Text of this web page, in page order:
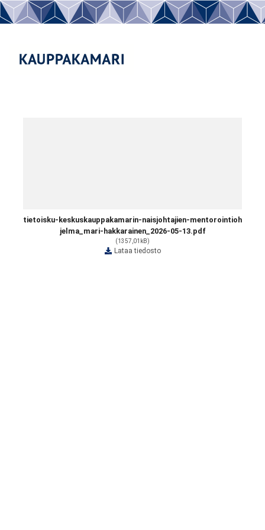
tietoisku-keskuskauppakamarin-naisjohtajien-mentorointioh
jelma_mari-hakkarainen_2026-05-13.pdf
(1357,01kB)
Lataa tiedosto